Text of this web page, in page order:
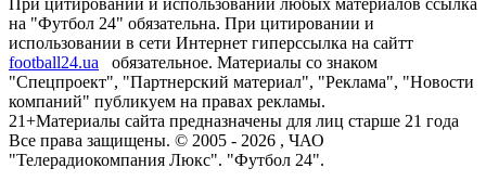
При цитировании и использовании любых материалов ссылка
на "Футбол 24" обязательна. При цитировании и
использовании в сети Интернет гиперссылка на сайтт
football24.ua
обязательное. Материалы со знаком
"Спецпроект", "Партнерский материал", "Реклама", "Новости
компаний" публикуем на правах рекламы.
21+Материалы сайта предназначены для лиц старше 21 года
Все права защищены. © 2005 - 2026 , ЧАО
"Телерадиокомпания Люкс". "Футбол 24".